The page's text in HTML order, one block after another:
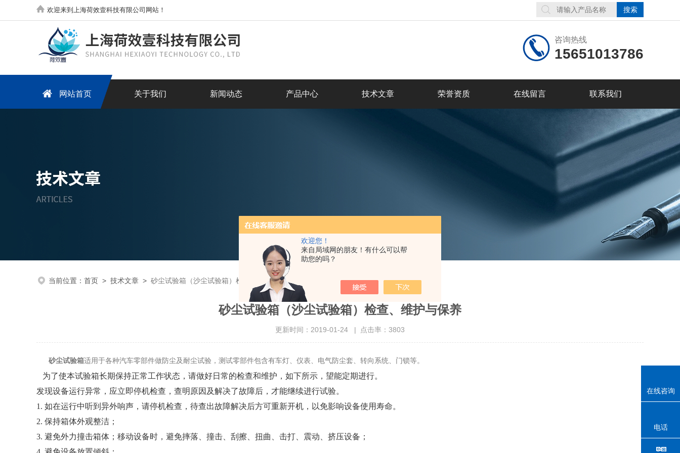
欢迎您！
来自局域网的朋友！有什么可以帮
助您的吗？
欢迎来到上海荷效壹科技有限公司网站！
咨询热线
15651013786
网站首页 关于我们 新闻动态 产品中心 技术文章 荣誉资质 在线留言 联系我们
当前位置： 首页 > 技术文章 > 砂尘试验箱（沙尘试验箱）检查、维护与保养
砂尘试验箱（沙尘试验箱）检查、维护与保养
更新时间：2019-01-24 | 点击率：3803
砂尘试验箱适用于各种汽车零部件做防尘及耐尘试验，测试零部件包含有车灯、仪表、电气防尘套、转向系统、门锁等。
为了使本试验箱长期保持正常工作状态，请做好日常的检查和维护，如下所示，望能定期进行。
发现设备运行异常，应立即停机检查，查明原因及解决了故障后，才能继续进行试验。
1 . 如在运行中听到异外响声，请停机检查，待查出故障解决后方可重新开机，以免影响设备使用寿命。
2. 保持箱体外观整洁；
3. 避免外力撞击箱体；移动设备时，避免摔落、撞击、刮擦、扭曲、击打、震动、挤压设备；
在线咨询
电话